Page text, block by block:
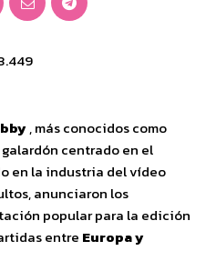
, más conocidos como
galardón centrado en el
en la industria del vídeo
anunciaron los
popular para la edición
entre Europa y